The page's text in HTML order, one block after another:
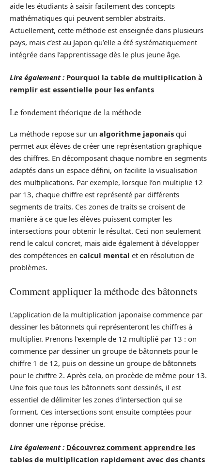
aide les étudiants à saisir facilement des concepts
mathématiques qui peuvent sembler abstraits.
Actuellement, cette méthode est enseignée dans plusieurs
pays, mais c’est au Japon qu’elle a été systématiquement
intégrée dans l’apprentissage dès le plus jeune âge.
Lire également : Pourquoi la table de multiplication à
remplir est essentielle pour les enfants
Le fondement théorique de la méthode
La méthode repose sur un algorithme japonais qui
permet aux élèves de créer une représentation graphique
des chiffres. En décomposant chaque nombre en segments
adaptés dans un espace défini, on facilite la visualisation
des multiplications. Par exemple, lorsque l’on multiplie 12
par 13, chaque chiffre est représenté par différents
segments de traits. Ces zones de traits se croisent de
manière à ce que les élèves puissent compter les
intersections pour obtenir le résultat. Ceci non seulement
rend le calcul concret, mais aide également à développer
des compétences en calcul mental et en résolution de
problèmes.
Comment appliquer la méthode des bâtonnets
L’application de la multiplication japonaise commence par
dessiner les bâtonnets qui représenteront les chiffres à
multiplier. Prenons l’exemple de 12 multiplié par 13 : on
commence par dessiner un groupe de bâtonnets pour le
chiffre 1 de 12, puis on dessine un groupe de bâtonnets
pour le chiffre 2. Après cela, on procède de même pour 13.
Une fois que tous les bâtonnets sont dessinés, il est
essentiel de délimiter les zones d’intersection qui se
forment. Ces intersections sont ensuite comptées pour
donner une réponse précise.
Lire également : Découvrez comment apprendre les
tables de multiplication rapidement avec des chants